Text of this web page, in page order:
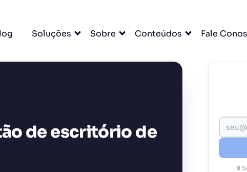
Soluções Sobre Conteúdos Fale
de escritório de
🔒